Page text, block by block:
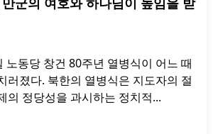
노동당 창건 80주년 열병식이 어느 때
러졌다. 북한의 열병식은 지도자의 절
의 정당성을 과시하는 정치적...